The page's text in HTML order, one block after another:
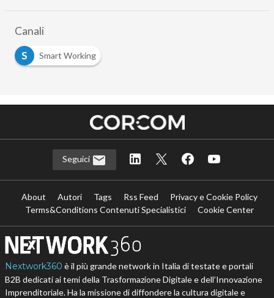
Canali
S
Smart Working
Seguici
About Autori Tags Rss Feed
Privacy e Cookie Policy
Terms&Conditions Contenuti Specialistici
Cookie Center
Nextwork360 è il più grande network in Italia di testate e portali
B2B dedicati ai temi della Trasformazione Digitale e dell’Innovazione
Imprenditoriale. Ha la missione di diffondere la cultura digitale e